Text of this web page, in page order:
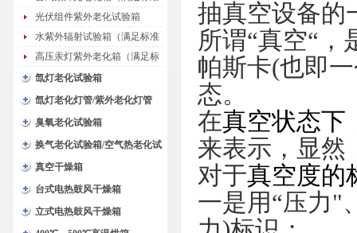
GB/T16776）
光伏组件紫外老化试验箱
水紫外辐射试验箱（满足标准
JC485-1992）
高压汞灯紫外老化箱（满足标
准GB/T16777）
氙灯老化试验箱
氙灯老化灯管/紫外老化灯管
（耗材）
臭氧老化试验箱
换气老化试验箱/空气热老化试
验箱
真空干燥箱
台式电热鼓风干燥箱
立式电热鼓风干燥箱
抽真空设备的
所谓“真空“，
帕斯卡(也即
态。
在真空状态下
来表示，显然
对于真空度的
一是用“压力"